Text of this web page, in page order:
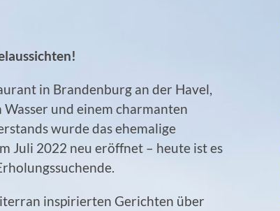
in Brandenburg an der Havel,
und einem charmanten
wurde das ehemalige
Juli 2022 neu eröffnet – heute ist es
inspirierten Gerichten über